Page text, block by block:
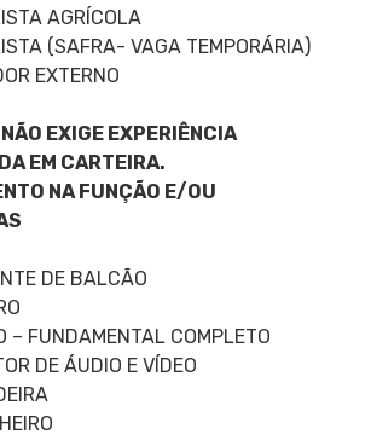
AGRÍCOLA
(SAFRA- VAGA TEMPORÁRIA)
EXTERNO
EXIGE EXPERIÊNCIA
EM CARTEIRA.
NA FUNÇÃO E/OU
DE BALCÃO
– FUNDAMENTAL COMPLETO
DE ÁUDIO E VÍDEO